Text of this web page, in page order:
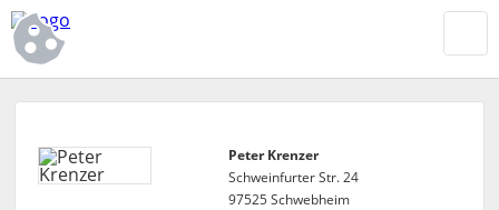
Peter Krenzer
Schweinfurter Str. 24
97525 Schwebheim